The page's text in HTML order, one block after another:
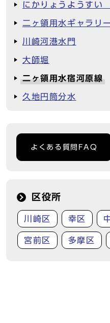
にかりょうようすい
二ヶ領用水ギャラリー
川崎河港水門
大師堀
二ヶ領用水宿河原線
久地円筒分水
よくある質問FAQ
区役所
川崎区 幸区
宮前区 多摩区